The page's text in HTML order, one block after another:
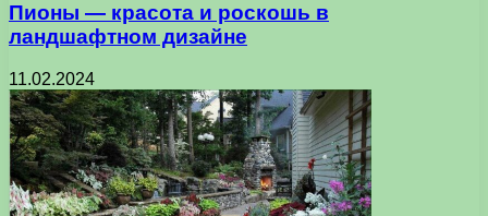
Пионы — красота и роскошь в
ландшафтном дизайне
11.02.2024